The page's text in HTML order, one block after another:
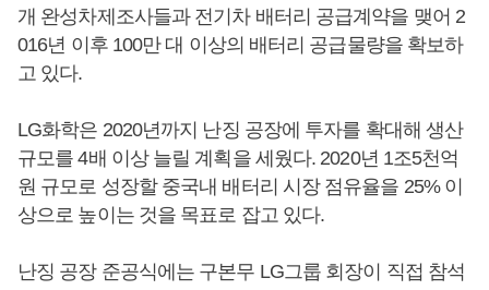
개 완성차제조사들과 전기차 배터리 공급계약을 맺어 2
016년 이후 100만 대 이상의 배터리 공급물량을 확보하
고 있다.
LG화학은 2020년까지 난징 공장에 투자를 확대해 생산
규모를 4배 이상 늘릴 계획을 세웠다. 2020년 1조5천억
원 규모로 성장할 중국내 배터리 시장 점유율을 25% 이
상으로 높이는 것을 목표로 잡고 있다.
난징 공장 준공식에는 구본무 LG그룹 회장이 직접 참석